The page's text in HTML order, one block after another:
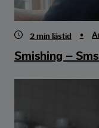
2 min lästid •
Smishing –